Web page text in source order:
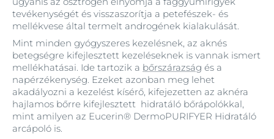
tevékenységét és visszaszorítja a petefészek- és
mellékvese által termelt androgének kialakulását.
Mint minden gyógyszeres kezelésnek, az aknés
betegségre kifejlesztett kezeléseknek is vannak ismert
mellékhatásai. Ide tartozik a bőrszárazság és a
napérzékenység. Ezeket azonban meg lehet
akadályozni a kezelést kísérő, kifejezetten az aknéra
hajlamos bőrre kifejlesztett hidratáló bőrápolókkal,
mint amilyen az Eucerin® DermoPURIFYER Hidratáló
arcápoló is.